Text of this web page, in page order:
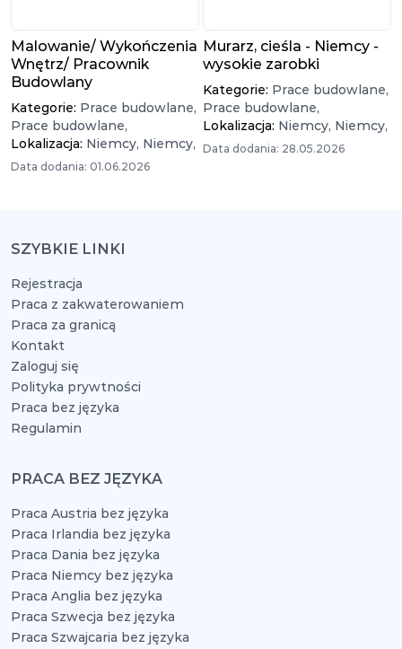
Malowanie/ Wykończenia
Wnętrz/ Pracownik
Budowlany
Kategorie: Prace budowlane,
Prace budowlane,
Lokalizacja: Niemcy, Niemcy,
Data dodania: 01.06.2026
Murarz, cieśla - Niemcy -
wysokie zarobki
Kategorie: Prace budowlane,
Prace budowlane,
Lokalizacja: Niemcy, Niemcy,
Data dodania: 28.05.2026
SZYBKIE LINKI
Rejestracja
Praca z zakwaterowaniem
Praca za granicą
Kontakt
Zaloguj się
Polityka prywtności
Praca bez języka
Regulamin
PRACA BEZ JĘZYKA
Praca Austria bez języka
Praca Irlandia bez języka
Praca Dania bez języka
Praca Niemcy bez języka
Praca Anglia bez języka
Praca Szwecja bez języka
Praca Szwajcaria bez języka